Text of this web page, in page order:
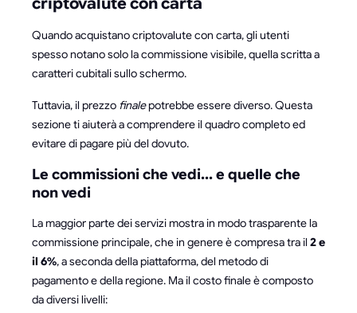
Quando acquistano criptovalute con carta, gli utenti
spesso notano solo la commissione visibile, quella scritta a
caratteri cubitali sullo schermo.
Tuttavia, il prezzo finalepotrebbe essere diverso. Questa
sezione ti aiuterà a comprendere il quadro completo ed
evitare di pagare più del dovuto.
Le commissioni che vedi... e quelle che
non vedi
La maggior parte dei servizi mostra in modo trasparente la
commissione principale, che in genere è compresa tra il 2 e
il 6%, a seconda della piattaforma, del metodo di
pagamento e della regione. Ma il costo finale è composto
da diversi livelli: